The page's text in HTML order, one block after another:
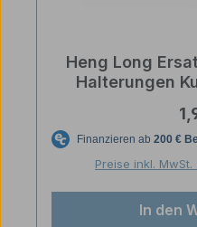
Heng Long
Halterungen
Preise inkl.
In den